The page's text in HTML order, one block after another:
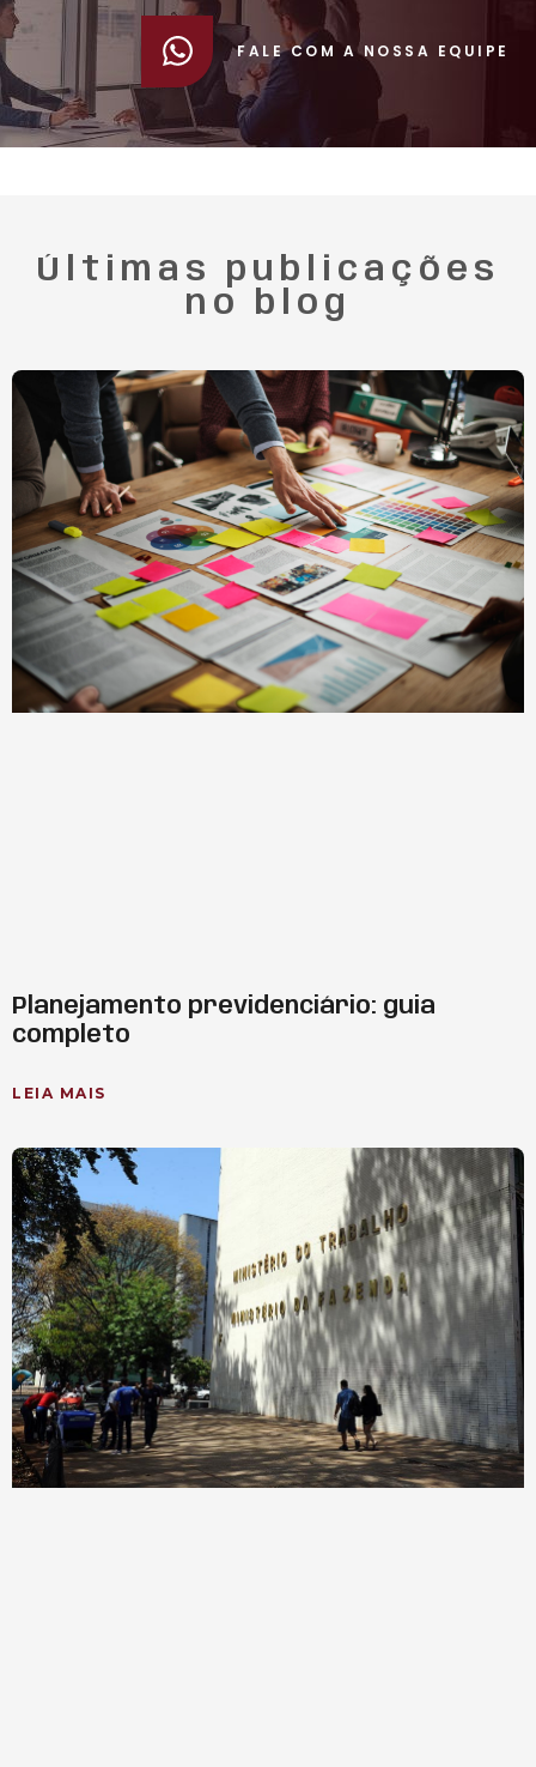
FALE COM A NOSSA EQUIPE
Últimas publicações
no blog
Planejamento previdenciário: guia
completo
LEIA MAIS